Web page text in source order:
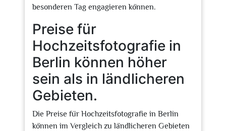
besonderen Tag engagieren können.
Preise für
Hochzeitsfotografie in
Berlin können höher
sein als in ländlicheren
Gebieten.
Die Preise für Hochzeitsfotografie in Berlin
können im Vergleich zu ländlicheren Gebieten